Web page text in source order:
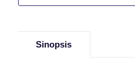
Sinopsis